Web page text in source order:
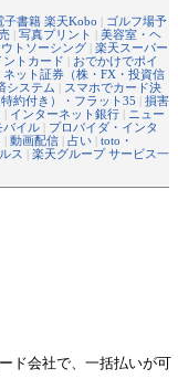
子書籍 楽天Kobo
ゴルフ場予
写真プリント
美容室・ヘ
トソーシング
楽天スーパー
ントカード
おでかけでポイ
ネット証券（株・FX・投資信
システム
スマホでカード決
約付き）・フラット35
損害
インターネット銀行
ニュー
バイル
プロバイダ・インタ
動画配信 占い
toto・
ス
楽天グループ サービス一
ド会社で、一括払いが可